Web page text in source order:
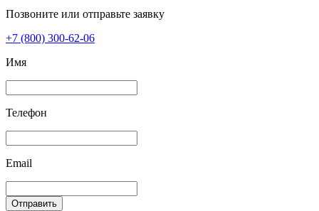
Позвоните или отправьте заявку
+7 (800) 300-62-06
Имя
Телефон
Email
Отправить